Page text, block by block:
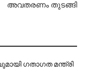
അവതരണം തുടങ്ങി
ഗതാ​ഗത മന്ത്രി